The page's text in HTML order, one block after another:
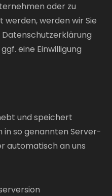
oder zu
werden wir Sie
eine Einwilligung
und speichert
so genannten Server-
automatisch an uns